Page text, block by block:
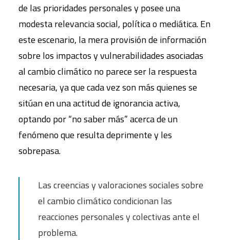
de las prioridades personales y posee una
modesta relevancia social, política o mediática. En
este escenario, la mera provisión de información
sobre los impactos y vulnerabilidades asociadas
al cambio climático no parece ser la respuesta
necesaria, ya que cada vez son más quienes se
sitúan en una actitud de ignorancia activa,
optando por “no saber más” acerca de un
fenómeno que resulta deprimente y les
sobrepasa.
Las creencias y valoraciones sociales sobre
el cambio climático condicionan las
reacciones personales y colectivas ante el
problema.